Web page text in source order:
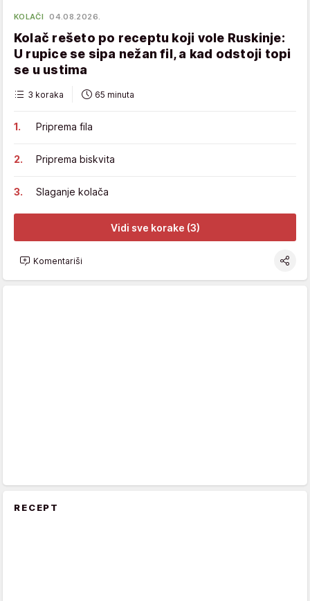
KOLAČI 04.08.2026.
Kolač rešeto po receptu koji vole Ruskinje:
U rupice se sipa nežan fil, a kad odstoji topi
se u ustima
3 koraka 65 minuta
Priprema fila
Priprema biskvita
Slaganje kolača
Vidi sve korake (3)
Komentariši
RECEPT